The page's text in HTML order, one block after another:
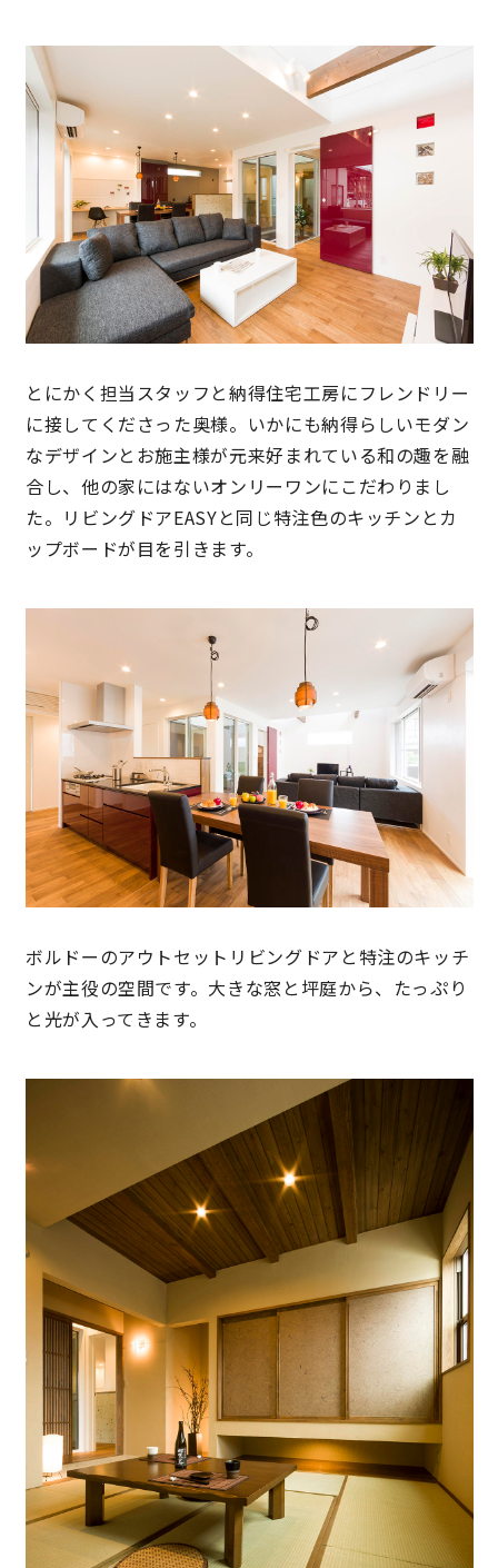
nattoku住宅 10のこだわり
理想の暮らしを引き出すデザイン力
家具まで標準仕様の空間コーディネート
身体に優しい自然素材の家
耐震等級3 & 許容応力度計算 全棟標準
徹底したコストダウンの追求
頑丈で長持ちの外壁
快適な室内環境へのこだわり
生涯続く安心のアフターフォロー
ラインナップ
Groovin’
Glass Arts
キママプラス
納得リフォームスタジオ nattoku リノベ
分譲住宅･不動産 スタッフブログ
施工事例 お客さまの声
お知らせ 土地情報
近日分譲予定情報 会社情報
とにかく担当スタッフと納得住宅工房にフレンドリー
に接してくださった奥様。いかにも納得らしいモダン
なデザインとお施主様が元来好まれている和の趣を融
合し、他の家にはないオンリーワンにこだわりまし
た。リビングドアEASYと同じ特注色のキッチンとカ
ップボードが目を引きます。
ボルドーのアウトセットリビングドアと特注のキッチ
ンが主役の空間です。大きな窓と坪庭から、たっぷり
と光が入ってきます。